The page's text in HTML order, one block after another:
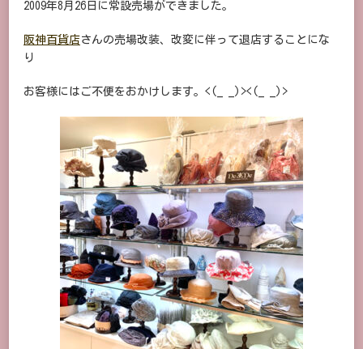
2009年8月26日に常設売場ができました。
阪神百貨店さんの売場改装、改変に伴って退店することにな
り
お客様にはご不便をおかけします。<(_ _)><(_ _)>